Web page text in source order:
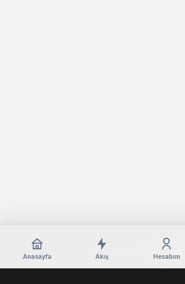
Anasayfa Akış Hesabım